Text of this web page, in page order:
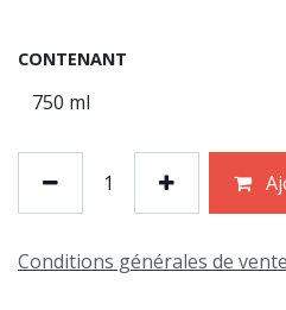
CONTENANT
Conditions générales de vente